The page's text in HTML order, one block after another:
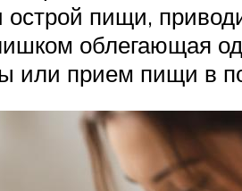
пищи,
облегающая
или прием пищи в